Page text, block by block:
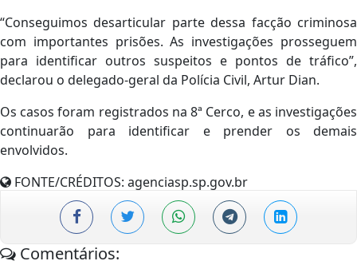
“Conseguimos desarticular parte dessa facção criminosa
com importantes prisões. As investigações prosseguem
para identificar outros suspeitos e pontos de tráfico”,
declarou o delegado-geral da Polícia Civil, Artur Dian.
Os casos foram registrados na 8ª Cerco, e as investigações
continuarão para identificar e prender os demais
envolvidos.
FONTE/CRÉDITOS: agenciasp.sp.gov.br
Comentários: